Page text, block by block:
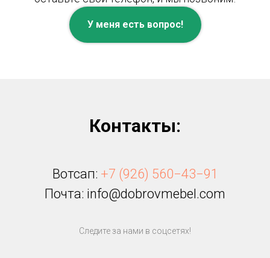
У меня есть вопрос!
Контакты:
Вотсап: +7 (926) 560−43−91
Почта: info@dobrovmebel.com
Следите за нами в соцсетях!